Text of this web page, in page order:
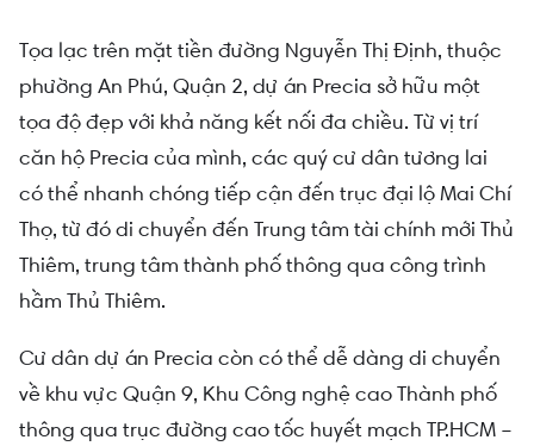
Tọa lạc trên mặt tiền đường Nguyễn Thị Định, thuộc
phường An Phú, Quận 2, dự án Precia sở hữu một
tọa độ đẹp với khả năng kết nối đa chiều. Từ vị trí
căn hộ Precia của mình, các quý cư dân tương lai
có thể nhanh chóng tiếp cận đến trục đại lộ Mai Chí
Thọ, từ đó di chuyển đến Trung tâm tài chính mới Thủ
Thiêm, trung tâm thành phố thông qua công trình
hầm Thủ Thiêm.
Cư dân dự án Precia còn có thể dễ dàng di chuyển
về khu vực Quận 9, Khu Công nghệ cao Thành phố
thông qua trục đường cao tốc huyết mạch TP.HCM –